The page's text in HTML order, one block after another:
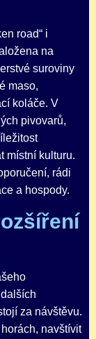
road“ i
na
suroviny
maso,
koláče. V
pivovarů,
místní kulturu.
rádi
a hospody.
za návštěvu.
navštívit